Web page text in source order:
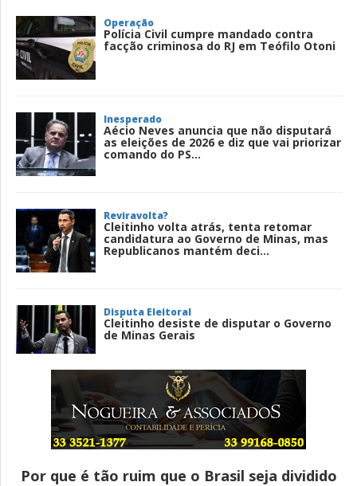
Operação
Polícia Civil cumpre mandado contra
facção criminosa do RJ em Teófilo Otoni
Inesperado
Aécio Neves anuncia que não disputará
as eleições de 2026 e diz que vai priorizar
comando do PS...
Reviravolta?
Cleitinho volta atrás, tenta retomar
candidatura ao Governo de Minas, mas
Republicanos mantém deci...
Disputa Eleitoral
Cleitinho desiste de disputar o Governo
de Minas Gerais
Entenda
Pix Pensão Alimentícia: entenda o que é
e como solicitar
Por que é tão ruim que o Brasil seja dividido